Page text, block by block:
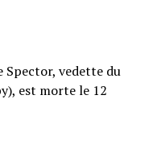
Spector, vedette du
est morte le 12